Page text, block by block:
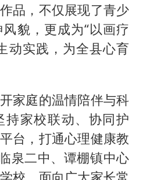
品，不仅展现了青少
貌，更成为“以画疗
动实践，为全县心育
家庭的温情陪伴与科
持家校联动、协同护
台，打通心理健康教
泉二中、谭棚镇中心